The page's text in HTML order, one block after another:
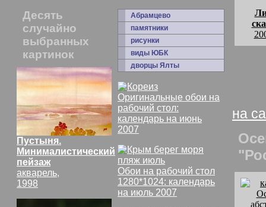
Десять
случайно
выбранных
картинок
Пустыня.
Минималистический
пейзаж
акварель,
1998
Абрамцево
памятники
рисунки
виды ЮБК
дворцы Ялты
Оригинальные обои на
рабочий стол:
календарь на июнь
2007
Обои на рабочий стол
1280*1024: календарь
на июль 2007
на